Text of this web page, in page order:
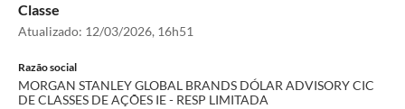
Classe
Atualizado: 12/03/2026, 16h51
Razão social
MORGAN STANLEY GLOBAL BRANDS DÓLAR ADVISORY CIC
DE CLASSES DE AÇÕES IE - RESP LIMITADA